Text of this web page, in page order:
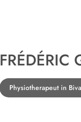
FRÉDÉRIC
Physiotherapeut in